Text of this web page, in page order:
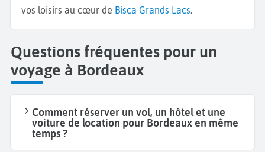
vos loisirs au cœur de Bisca Grands Lacs.
Questions fréquentes pour un
voyage à Bordeaux
Comment réserver un vol, un hôtel et une
voiture de location pour Bordeaux en même
temps ?